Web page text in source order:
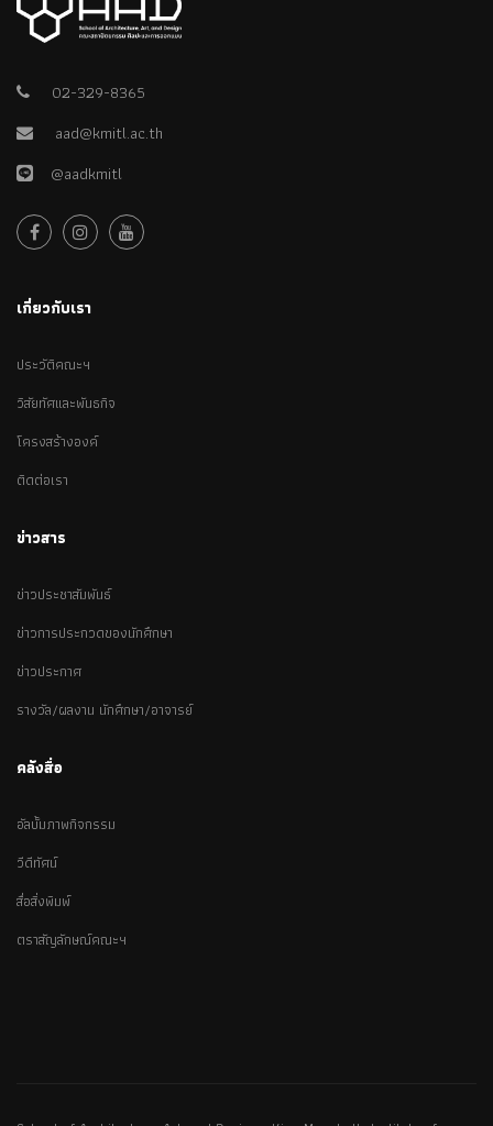
02-329-8365
aad@kmitl.ac.th
@aadkmitl
เกี่ยวกับเรา
ประวัติคณะฯ
วิสัยทัศและพันธกิจ
โครงสร้างองค์
ติดต่อเรา
ข่าวสาร
ข่าวประชาสัมพันธ์
ข่าวการประกวดของนักศึกษา
ข่าวประกาศ
รางวัล/ผลงาน นักศึกษา/อาจารย์
คลังสื่อ
อัลบั้มภาพกิจกรรม
วีดีทัศน์
สื่อสิ่งพิมพ์
ตราสัญลักษณ์คณะฯ